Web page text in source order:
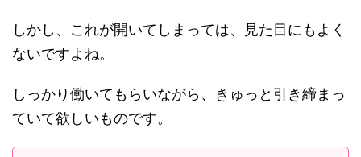
しかし、これが開いてしまっては、見た目にもよく
ないですよね。
しっかり働いてもらいながら、きゅっと引き締まっ
ていて欲しいものです。